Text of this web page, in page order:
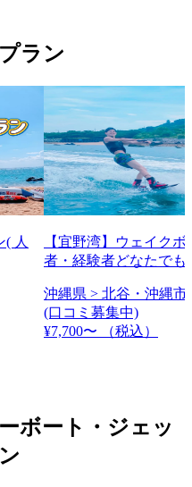
ラン
( 人
【宜野湾】ウェイク
者・経験者どなたでも
沖縄県 > 北谷・沖縄市
(口コミ募集中)
¥7,700〜
（税込）
ボート・ジェッ